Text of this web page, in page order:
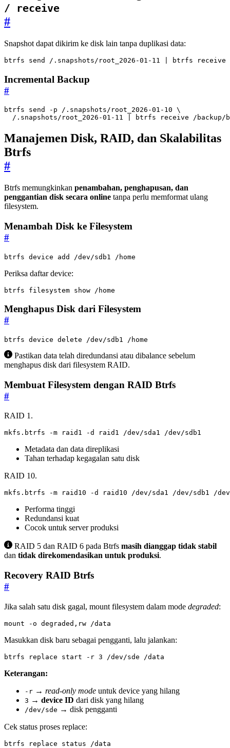
/ receive
#
Snapshot dapat dikirim ke disk lain tanpa duplikasi data:
btrfs send /.snapshots/root_2026-01-11 btrfs receive
Incremental Backup
#
btrfs send -p /.snapshots/root_2026-01-10
  /.snapshots/root_2026-01-11
btrfs receive /backup/
Manajemen Disk, RAID, dan Skalabilitas
Btrfs
#
Btrfs memungkinkan penambahan, penghapusan, dan
penggantian disk secara online tanpa perlu memformat ulang
filesystem.
Menambah Disk ke Filesystem
#
btrfs device add /dev/sdb1 /home
Periksa daftar device:
btrfs filesystem show /home
Menghapus Disk dari Filesystem
#
btrfs device delete /dev/sdb1 /home
Pastikan data telah diredundansi atau dibalance sebelum
menghapus disk dari filesystem RAID.
Membuat Filesystem dengan RAID Btrfs
#
RAID 1.
mkfs.btrfs -m raid1 -d raid1 /dev/sda1 /dev/sdb1
Metadata dan data direplikasi
Tahan terhadap kegagalan satu disk
RAID 10.
mkfs.btrfs -m raid10 -d raid10 /dev/sda1 /dev/sdb1 /
Performa tinggi
Redundansi kuat
Cocok untuk server produksi
RAID 5 dan RAID 6 pada Btrfs masih dianggap tidak stabil
dan tidak direkomendasikan untuk produksi.
Recovery RAID Btrfs
#
Jika salah satu disk gagal, mount filesystem dalam mode degraded:
mount -o degraded,rw /data
Masukkan disk baru sebagai pengganti, lalu jalankan:
btrfs replace start -r 3 /dev/sde /data
Keterangan:
-r → read-only mode untuk device yang hilang
3 → device ID dari disk yang hilang
/dev/sde → disk pengganti
Cek status proses replace:
btrfs replace status /data